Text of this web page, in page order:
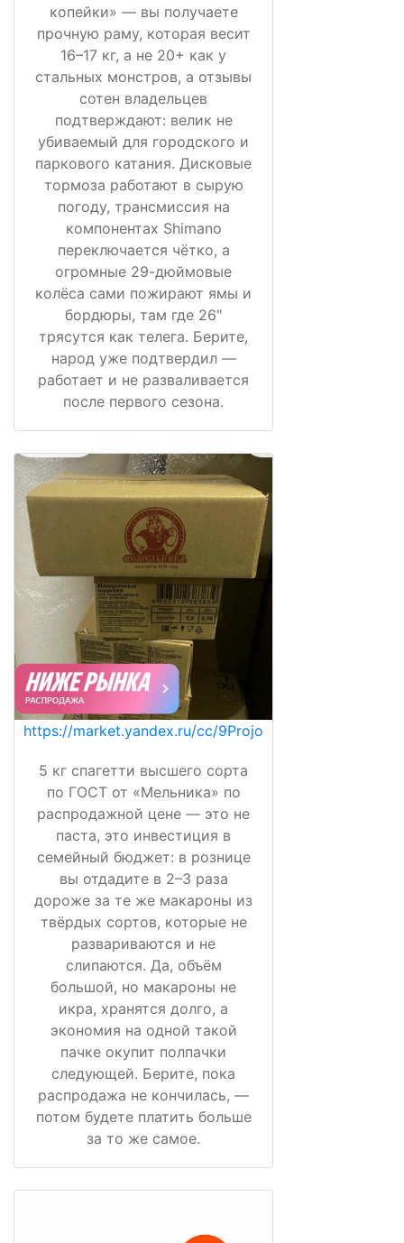
копейки» — вы получаете
прочную раму, которая весит
16–17 кг, а не 20+ как у
стальных монстров, а отзывы
сотен владельцев
подтверждают: велик не
убиваемый для городского и
паркового катания. Дисковые
тормоза работают в сырую
погоду, трансмиссия на
компонентах Shimano
переключается чётко, а
огромные 29-дюймовые
колёса сами пожирают ямы и
бордюры, там где 26"
трясутся как телега. Берите,
народ уже подтвердил —
работает и не разваливается
после первого сезона.
https://market.yandex.ru/cc/9Projo
5 кг спагетти высшего сорта
по ГОСТ от «Мельника» по
распродажной цене — это не
паста, это инвестиция в
семейный бюджет: в рознице
вы отдадите в 2–3 раза
дороже за те же макароны из
твёрдых сортов, которые не
развариваются и не
слипаются. Да, объём
большой, но макароны не
икра, хранятся долго, а
экономия на одной такой
пачке окупит полпачки
следующей. Берите, пока
распродажа не кончилась, —
потом будете платить больше
за то же самое.